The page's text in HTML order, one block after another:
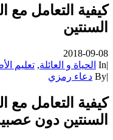
كيفية التعامل مع
السنتين
2018-09-08
|
In الحياة و العائلة, تعليم
|
By دعاء رمزي
كيفية التعامل مع
السنتين دون